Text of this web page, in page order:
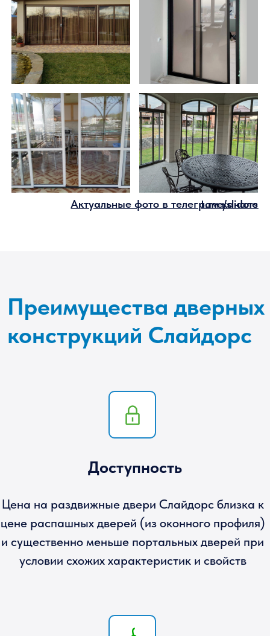
Актуальные фото в телеграм
Устойчивость
Двери Слайдорс обладают высоким
коэффициентом сопротивления теплопередачи
за счет использования стеклопакета и
плотного примыкания соединительных
элементов
Утепленность системы
2,4 м
Ограничение по
высота проема без ветровой нагрузки
2,2 м